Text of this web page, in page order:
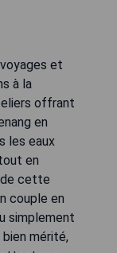
et
à la
offrant
en
les eaux
en
cette
couple en
simplement
mérité,